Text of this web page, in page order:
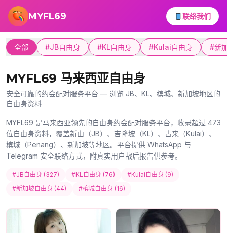
跳转到主要内容
MYFL69 联络我们
全部 #JB自由身 #KL自由身 #Kulai自由身 #新
MYFL69 马来西亚自由身
安全可靠的约会配对服务平台 — 浏览 JB、KL、槟城、新加坡地区的
自由身资料
MYFL69 是马来西亚领先的自由身约会配对服务平台，收录超过 473
位自由身资料，覆盖新山（JB）、吉隆坡（KL）、古来（Kulai）、
槟城（Penang）、新加坡等地区。平台提供 WhatsApp 与
Telegram 安全联络方式，附真实用户战后报告供参考。
#JB自由身 (327) #KL自由身 (76)
#Kulai自由身 (9)
#新加坡自由身 (44)
#槟城自由身 (16)